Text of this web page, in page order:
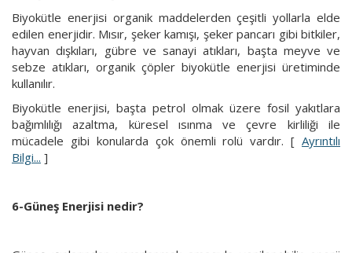
Biyokütle enerjisi organik maddelerden çeşitli yollarla elde
edilen enerjidir. Mısır, şeker kamışı, şeker pancarı gibi bitkiler,
hayvan dışkıları, gübre ve sanayi atıkları, başta meyve ve
sebze atıkları, organik çöpler biyokütle enerjisi üretiminde
kullanılır.
Biyokütle enerjisi, başta petrol olmak üzere fosil yakıtlara
bağımlılığı azaltma, küresel ısınma ve çevre kirliliği ile
mücadele gibi konularda çok önemli rolü vardır. [ Ayrıntılı
Bilgi... ]
6-Güneş Enerjisi nedir?